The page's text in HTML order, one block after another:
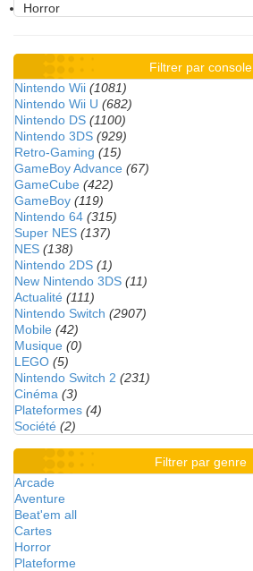
Horror
Filtrer par console
Nintendo Wii (1081)
Nintendo Wii U (682)
Nintendo DS (1100)
Nintendo 3DS (929)
Retro-Gaming (15)
GameBoy Advance (67)
GameCube (422)
GameBoy (119)
Nintendo 64 (315)
Super NES (137)
NES (138)
Nintendo 2DS (1)
New Nintendo 3DS (11)
Actualité (111)
Nintendo Switch (2907)
Mobile (42)
Musique (0)
LEGO (5)
Nintendo Switch 2 (231)
Cinéma (3)
Plateformes (4)
Société (2)
Filtrer par genre
Arcade
Aventure
Beat'em all
Cartes
Horror
Plateforme